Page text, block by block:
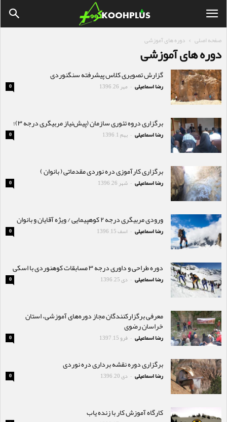
صفحه اصلی دوره های آموزشی
دوره های آموزشی
گزارش تصویری کلاس پیشرفته سنگنوردی
رضا اسماعیلی - مهر 26, 1396 0
برگزاری دروه تئوری سازمان (پیش‌نیاز مربیگری درجه ۳)؛
رضا اسماعیلی - بهم 1, 1396 0
برگزاری کارآموزی دره نوردی مقدماتی ( بانوان )
رضا اسماعیلی - شهر 26, 1396 0
ورودی مربیگری درجه ۲ کوهپیمایی / ویژه آقایان و بانوان
رضا اسماعیلی - اسف 15, 1396 0
دوره طراحی و داوری درجه ۳ مسابقات کوهنوردی با اسکی
رضا اسماعیلی - دی 25, 1396 0
معرفی برگزارکنندگان مجاز دوره‌های آموزشی، استان
خراسان رضوی
رضا اسماعیلی - فرو 15, 1397 0
برگزاری دوره نقشه برداری دره نوردی
رضا اسماعیلی - دی 20, 1396 0
کارگاه آموزش کار با زنده یاب